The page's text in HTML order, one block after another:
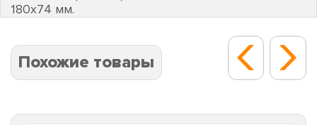
180х74 мм.
Похожие товары